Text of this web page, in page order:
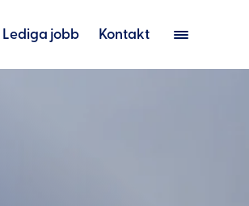
Lediga jobb Kontakt